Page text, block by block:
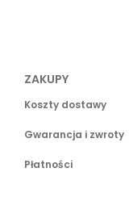
ZAKUPY
Koszty dostawy
Gwarancja i zwroty
Płatności